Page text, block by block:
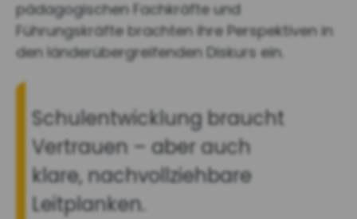
pädagogischen Fachkräfte und
Führungskräfte brachten ihre Perspektiven in
den länderübergreifenden Diskurs ein.
Schulentwicklung braucht
Vertrauen – aber auch
klare, nachvollziehbare
Leitplanken.